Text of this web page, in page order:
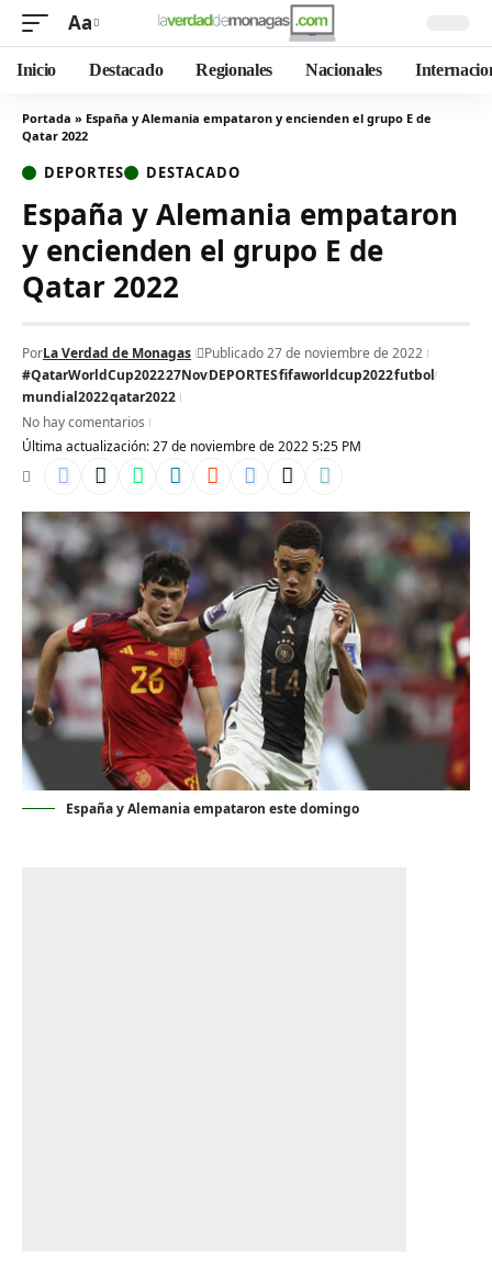
Aa
Inicio Destacado Regionales Nacionales
Portada » España y Alemania empataron y encienden el grupo E de
Qatar 2022
DEPORTES DESTACADO
España y Alemania empataron
y encienden el grupo E de
Qatar 2022
Última actualización: 27 de noviembre de 2022 5:25 PM
PorLa Verdad de Monagas
Publicado 27 de noviembre de 2022
#QatarWorldCup202227NovDEPORTESfifaworldcup2022futbol
mundial2022qatar2022
No hay comentarios
España y Alemania empataron este domingo